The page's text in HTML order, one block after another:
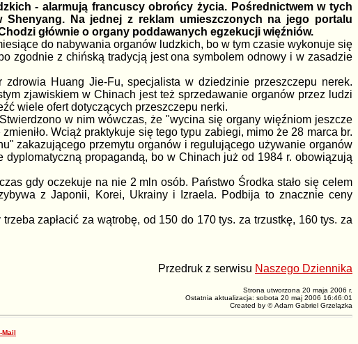
- alarmują francuscy obrońcy życia. Pośrednictwem w tych
Na jednej z reklam umieszczonych na jego portalu
głównie o organy poddawanych egzekucji więźniów.
do nabywania organów ludzkich, bo w tym czasie wykonuje się
zgodnie z chińską tradycją jest ona symbolem odnowy i w zasadzie
Huang Jie-Fu, specjalista w dziedzinie przeszczepu nerek.
zjawiskiem w Chinach jest też sprzedawanie organów przez ludzi
wiele ofert dotyczących przeszczepu nerki.
w nim wówczas, że "wycina się organy więźniom jeszcze
Wciąż praktykuje się tego typu zabiegi, mimo że 28 marca br.
zakazującego przemytu organów i regulującego używanie organów
propagandą, bo w Chinach już od 1984 r. obowiązują
gdy oczekuje na nie 2 mln osób. Państwo Środka stało się celem
z Japonii, Korei, Ukrainy i Izraela. Podbija to znacznie ceny
zapłacić za wątrobę, od 150 do 170 tys. za trzustkę, 160 tys. za
Przedruk z serwisu Naszego Dziennika
Strona utworzona 20 maja 2006 r.
Ostatnia aktualizacja: sobota 20 maj 2006 16:46:01
Created by ©Adam Gabriel Grzelązka
Mail